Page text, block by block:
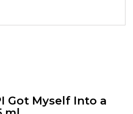
Got Myself Into a